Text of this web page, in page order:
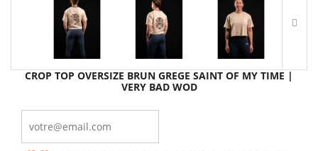
CROP TOP OVERSIZE BRUN GREGE SAINT OF MY TIME |
VERY BAD WOD